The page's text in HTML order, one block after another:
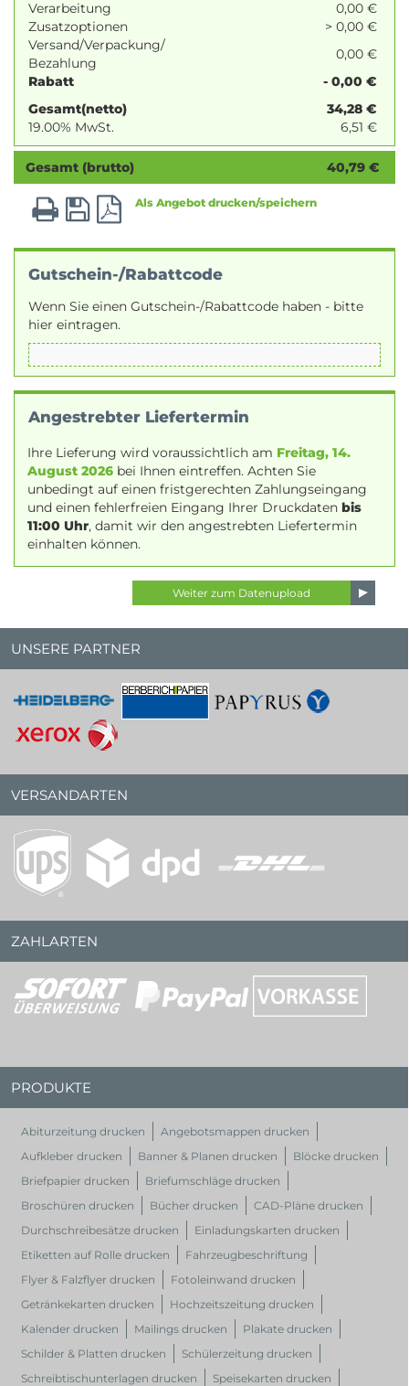
Verarbeitung
0,00 €
Zusatzoptionen
> 0,00 €
Versand/Verpackung/
Bezahlung
0,00 €
Rabatt
- 0,00 €
Gesamt(netto)
34,28 €
19.00% MwSt.
6,51 €
Gesamt (brutto) 40,79 €
Als Angebot drucken/speichern
Gutschein-/Rabattcode
Wenn Sie einen Gutschein-/Rabattcode haben - bitte
hier eintragen.
Angestrebter Liefertermin
Ihre Lieferung wird voraussichtlich am Freitag, 14.
August 2026 bei Ihnen eintreffen. Achten Sie
unbedingt auf einen fristgerechten Zahlungseingang
und einen fehlerfreien Eingang Ihrer Druckdaten bis
11:00 Uhr, damit wir den angestrebten Liefertermin
einhalten können.
UNSERE PARTNER
VERSANDARTEN
ZAHLARTEN
PRODUKTE
Abiturzeitung drucken
Angebotsmappen drucken
Aufkleber drucken
Banner & Planen drucken
Blöcke drucken
Briefpapier drucken
Briefumschläge drucken
Broschüren drucken
Bücher drucken
CAD-Pläne drucken
Durchschreibesätze drucken
Einladungskarten drucken
Etiketten auf Rolle drucken
Fahrzeugbeschriftung
Flyer & Falzflyer drucken
Fotoleinwand drucken
Getränkekarten drucken
Hochzeitszeitung drucken
Kalender drucken
Mailings drucken
Plakate drucken
Schilder & Platten drucken
Schülerzeitung drucken
Schreibtischunterlagen drucken
Speisekarten drucken